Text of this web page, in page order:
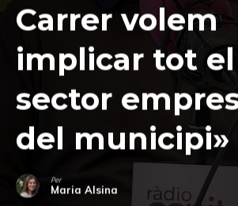
Carrer volem
implicar tot el
sector
del municipi»
Per
Maria Alsina